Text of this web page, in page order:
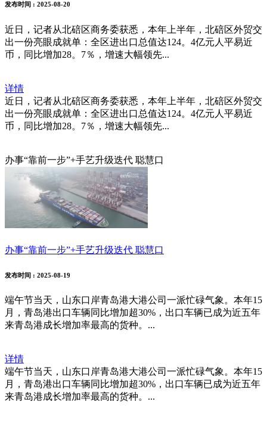
发布时间 : 2025-08-20
近日，记者从北碚区商务委获悉，本年上半年，北碚区外贸交
出一份亮眼成就单：全区进出口总值达124。4亿元人平易近
币，同比增加28。7％，增速大幅领先...
详情
近日，记者从北碚区商务委获悉，本年上半年，北碚区外贸交
出一份亮眼成就单：全区进出口总值达124。4亿元人平易近
币，同比增加28。7％，增速大幅领先...
办事“靠前一步”+手艺升级迭代 聪慧口
办事“靠前一步”+手艺升级迭代 聪慧口
发布时间 : 2025-08-19
端午节当天，山东口岸青岛港大港公司一派忙碌气象。本年15
月，青岛港出口车辆同比增加超30%，出口车辆已成为近五年
来青岛港成长增加率最高的货种。...
详情
端午节当天，山东口岸青岛港大港公司一派忙碌气象。本年15
月，青岛港出口车辆同比增加超30%，出口车辆已成为近五年
来青岛港成长增加率最高的货种。...